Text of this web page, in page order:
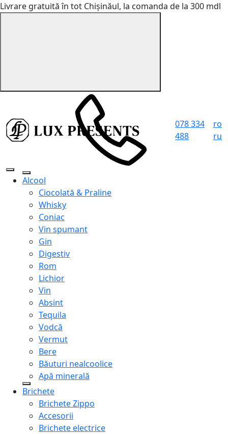
Livrare gratuită în tot Chișinăul, la comanda de la 300 mdl
078 334
488
ro
ru
Alcool
Ciocolată & Praline
Whisky
Coniac
Vin spumant
Gin
Digestiv
Rom
Lichior
Vin
Absint
Tequila
Vodcă
Vermut
Bere
Băuturi nealcoolice
Apă minerală
Brichete
Brichete Zippo
Accesorii
Brichete electrice